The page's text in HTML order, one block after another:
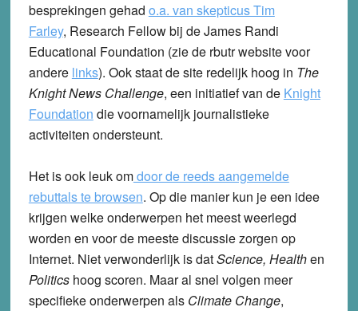
besprekingen gehad o.a. van skepticus Tim
Farley, Research Fellow bij de James Randi
Educational Foundation (zie de rbutr website voor
andere links). Ook staat de site redelijk hoog in The
Knight News Challenge, een initiatief van de Knight
Foundation die voornamelijk journalistieke
activiteiten ondersteunt.
Het is ook leuk omdoor de reeds aangemelde
rebuttals te browsen. Op die manier kun je een idee
krijgen welke onderwerpen het meest weerlegd
worden en voor de meeste discussie zorgen op
Internet. Niet verwonderlijk is datScience, Healthen
Politicshoog scoren. Maar al snel volgen meer
specifieke onderwerpen als Climate Change,